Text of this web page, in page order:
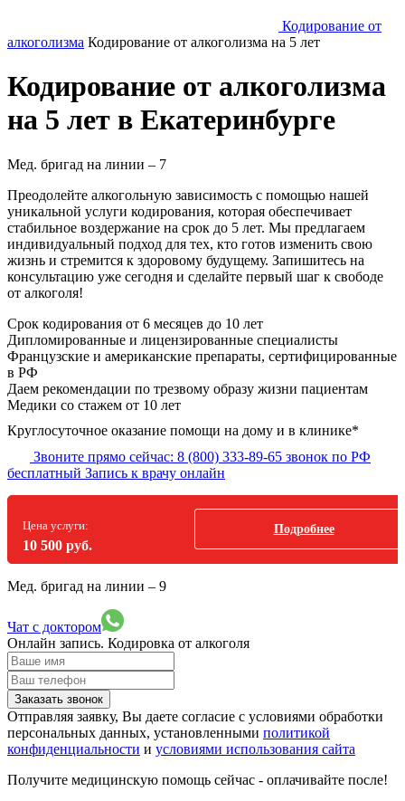
Кодирование от
алкоголизма Кодирование от алкоголизма на 5 лет
Кодирование от алкоголизма
на 5 лет в Екатеринбурге
Мед. бригад на линии – 7
Преодолейте алкогольную зависимость с помощью нашей
уникальной услуги кодирования, которая обеспечивает
стабильное воздержание на срок до 5 лет. Мы предлагаем
индивидуальный подход для тех, кто готов изменить свою
жизнь и стремится к здоровому будущему. Запишитесь на
консультацию уже сегодня и сделайте первый шаг к свободе
от алкоголя!
Срок кодирования от 6 месяцев до 10 лет
Дипломированные и лицензированные специалисты
Французские и американские препараты, сертифицированные
в РФ
Даем рекомендации по трезвому образу жизни пациентам
Медики со стажем от 10 лет
Круглосуточное оказание помощи на дому и в клинике*
Звоните прямо сейчас: 8 (800) 333-89-65 звонок по РФ
бесплатный Запись к врачу онлайн
Цена услуги:
10 500 руб.
Подробнее
Мед. бригад на линии – 9
Чат с доктором
Онлайн запись. Кодировка от алкоголя
Заказать звонок
Отправляя заявку, Вы даете согласие с условиями обработки
персональных данных, установленными политикой
конфиденциальности и условиями использования сайта
Получите медицинскую помощь сейчас - оплачивайте после!